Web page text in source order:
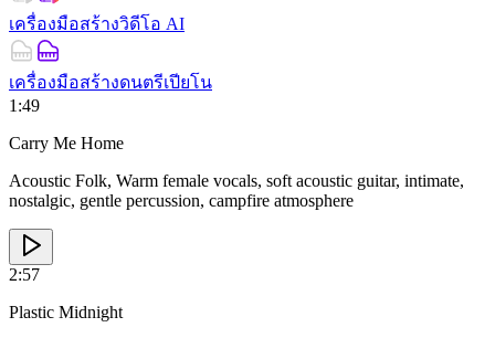
เครื่องมือสร้างวิดีโอ AI
เครื่องมือสร้างดนตรีเปียโน
1:49
Carry Me Home
Acoustic Folk, Warm female vocals, soft acoustic guitar, intimate,
nostalgic, gentle percussion, campfire atmosphere
2:57
Plastic Midnight